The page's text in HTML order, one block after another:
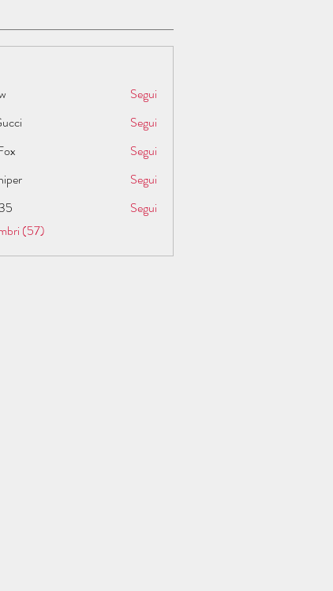
Segui
Segui
Segui
Segui
Segui
(57)